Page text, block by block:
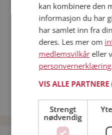
Dating på mobilen
Dating på Møteplassen
Nettdatingtips
Match Making på Møteplassen
Single synes
Date kvinner i Norge
Date menn i Norge
kan kombinere den
informasjon du har
har samlet inn fra
deres. Les mer om
medlemsvilkåreller
personvernerklæring
VIS ALLE PARTNERE
Strengt
nødvendig